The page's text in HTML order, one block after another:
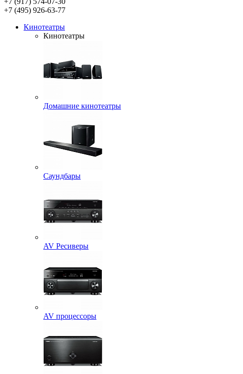
+7 (495) 926-63-77
Кинотеатры
Кинотеатры
Домашние кинотеатры
Саундбары
AV Ресиверы
AV процессоры